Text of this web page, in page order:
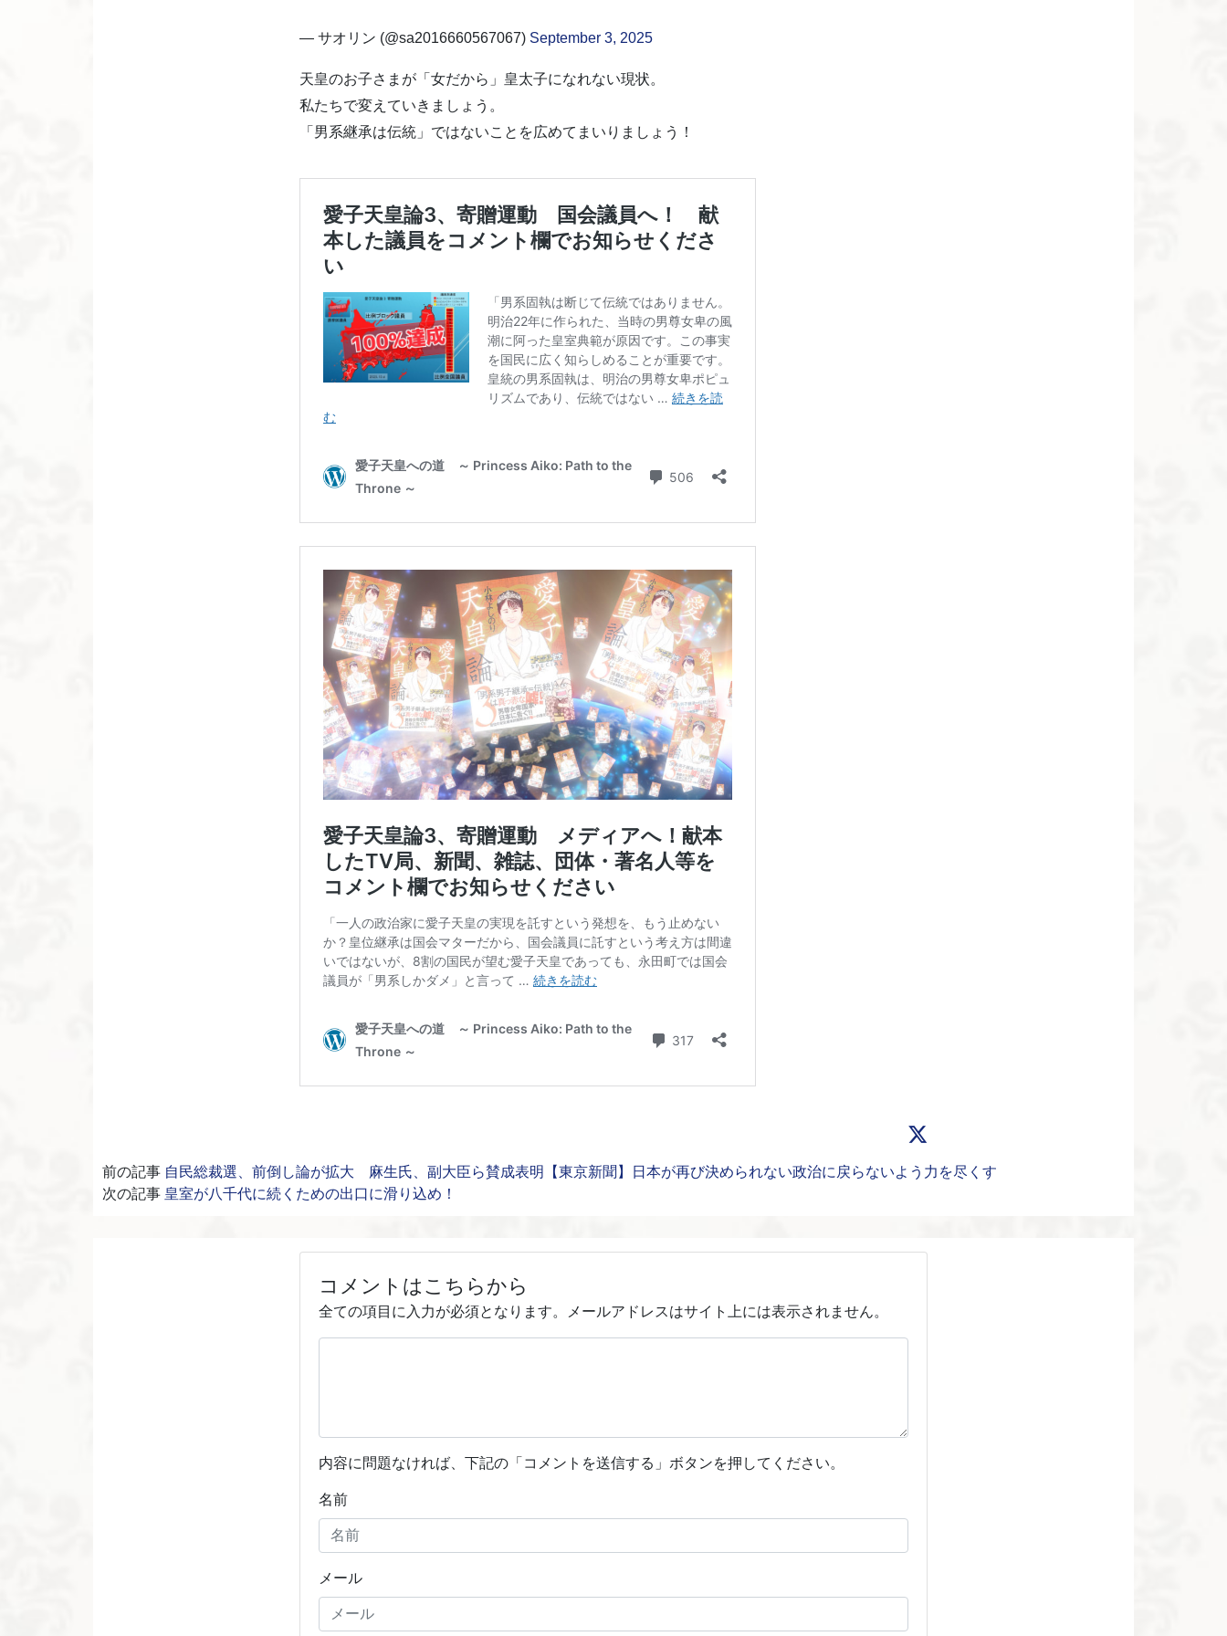
— サオリン (@sa2016660567067) September 3, 2025
天皇のお子さまが「女だから」皇太子になれない現状。
私たちで変えていきましょう。
「男系継承は伝統」ではないことを広めてまいりましょう！
前の記事 自民総裁選、前倒し論が拡大 麻生氏、副大臣ら賛成表明【東京新聞】日本が再び決められない政治に戻らないよう力を尽くす
次の記事 皇室が八千代に続くための出口に滑り込め！
コメントはこちらから
全ての項目に入力が必須となります。メールアドレスはサイト上には表示されません。
内容に問題なければ、下記の「コメントを送信する」ボタンを押してください。
名前
メール